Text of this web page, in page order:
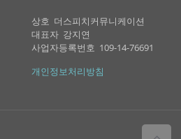
상호 더스피치커뮤니케이션
대표자 강지연
사업자등록번호 109-14-76691
개인정보처리방침